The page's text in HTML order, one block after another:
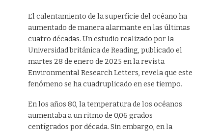
El calentamiento de la superficie del océano ha
aumentado de manera alarmante en las últimas
cuatro décadas. Un estudio realizado por la
Universidad británica de Reading, publicado el
martes 28 de enero de 2025 en la revista
Environmental Research Letters, revela que este
fenómeno se ha cuadruplicado en ese tiempo.
En los años 80, la temperatura de los océanos
aumentaba a un ritmo de 0,06 grados
centígrados por década. Sin embargo, en la